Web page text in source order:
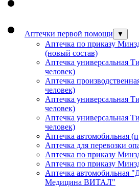
Аптечки первой помощи ▼
Аптечка по приказу
(новый состав)
Аптечка универсальная
человек)
Аптечка
человек)
Аптечка универсальная
человек)
Аптечка универсальная
человек)
Аптечка автомобильная
Аптечка для перевозки
Аптечка по приказу
Аптечка по приказу
Аптечка автомобильная
Медицина ВИТАЛ"